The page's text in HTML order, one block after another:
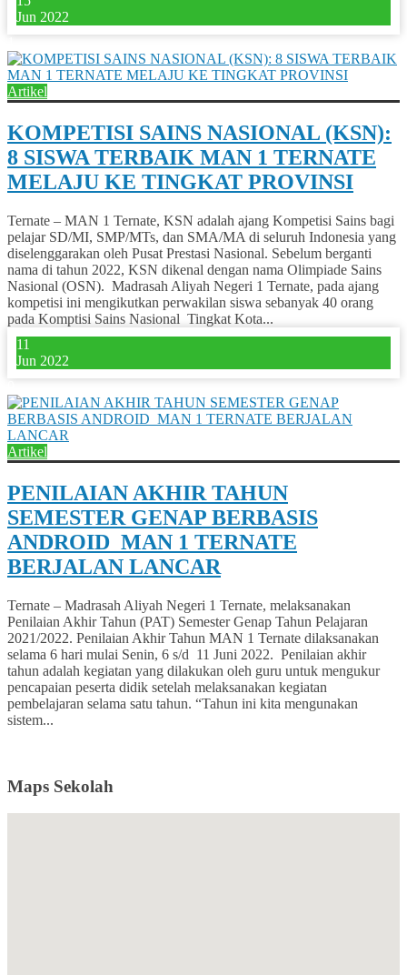
Jun 2022
Artikel
KOMPETISI SAINS NASIONAL (KSN):
8 SISWA TERBAIK MAN 1 TERNATE
MELAJU KE TINGKAT PROVINSI
Ternate – MAN 1 Ternate, KSN adalah ajang Kompetisi Sains bagi
pelajar SD/MI, SMP/MTs, dan SMA/MA di seluruh Indonesia yang
diselenggarakan oleh Pusat Prestasi Nasional. Sebelum berganti
nama di tahun 2022, KSN dikenal dengan nama Olimpiade Sains
Nasional (OSN). Madrasah Aliyah Negeri 1 Ternate, pada ajang
kompetisi ini mengikutkan perwakilan siswa sebanyak 40 orang
pada Komptisi Sains Nasional Tingkat Kota...
11
Jun 2022
Artikel
PENILAIAN AKHIR TAHUN
SEMESTER GENAP BERBASIS
ANDROID MAN 1 TERNATE
BERJALAN LANCAR
Ternate – Madrasah Aliyah Negeri 1 Ternate, melaksanakan
Penilaian Akhir Tahun (PAT) Semester Genap Tahun Pelajaran
2021/2022. Penilaian Akhir Tahun MAN 1 Ternate dilaksanakan
selama 6 hari mulai Senin, 6 s/d 11 Juni 2022. Penilaian akhir
tahun adalah kegiatan yang dilakukan oleh guru untuk mengukur
pencapaian peserta didik setelah melaksanakan kegiatan
pembelajaran selama satu tahun. “Tahun ini kita mengunakan
sistem...
Maps Sekolah